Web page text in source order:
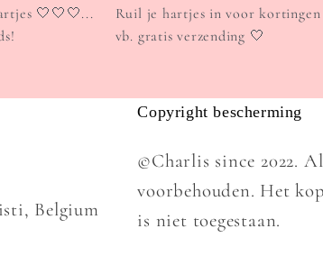
🤍🤍🤍...
Ruil je hartjes in voor kortingen
vb. gratis verzending 🤍
Belgium
Copyright bescherming
©Charlis since 2022.
voorbehouden. Het
is niet toegestaan.